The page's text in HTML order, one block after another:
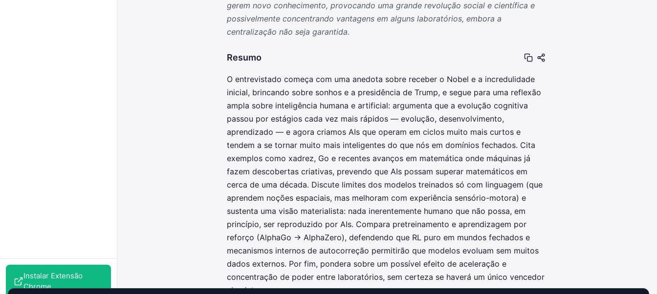
Instalar Extensão
Chrome
gerem novo conhecimento, provocando uma grande revolução social e científica e
possivelmente concentrando vantagens em alguns laboratórios, embora a
centralização não seja garantida.
Resumo
O entrevistado começa com uma anedota sobre receber o Nobel e a incredulidade
inicial, brincando sobre sonhos e a presidência de Trump, e segue para uma reflexão
ampla sobre inteligência humana e artificial: argumenta que a evolução cognitiva
passou por estágios cada vez mais rápidos — evolução, desenvolvimento,
aprendizado — e agora criamos AIs que operam em ciclos muito mais curtos e
tendem a se tornar muito mais inteligentes do que nós em domínios fechados. Cita
exemplos como xadrez, Go e recentes avanços em matemática onde máquinas já
fazem descobertas criativas, prevendo que AIs possam superar matemáticos em
cerca de uma década. Discute limites dos modelos treinados só com linguagem (que
aprendem noções espaciais, mas melhoram com experiência sensório-motora) e
sustenta uma visão materialista: nada inerentemente humano que não possa, em
princípio, ser reproduzido por AIs. Compara pretreinamento e aprendizagem por
reforço (AlphaGo → AlphaZero), defendendo que RL puro em mundos fechados e
mecanismos internos de autocorreção permitirão que modelos evoluam sem muitos
dados externos. Por fim, pondera sobre um possível efeito de aceleração e
concentração de poder entre laboratórios, sem certeza se haverá um único vencedor
absoluto.